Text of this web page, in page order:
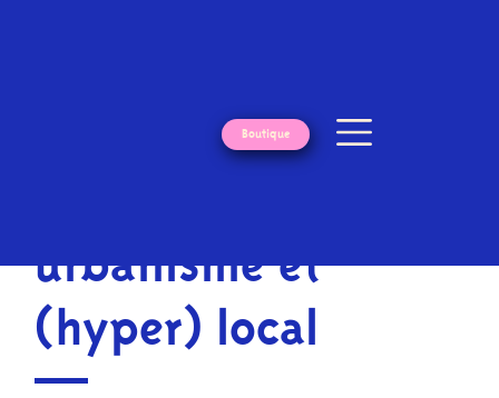
Boutique
urbanisme et
(hyper) local